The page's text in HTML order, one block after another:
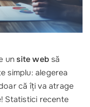
unsite web să
simplu: alegerea
că îți va atrage
Statistici recente